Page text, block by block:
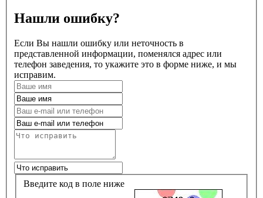
Нашли ошибку?
Если Вы нашли ошибку или неточность в
представленной информации, поменялся адрес или
телефон заведения, то укажите это в форме ниже, и мы
исправим.
Введите код в поле ниже